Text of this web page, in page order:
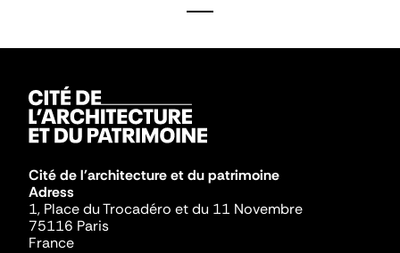
Cité de l'architecture et du patrimoine
Adress
1, Place du Trocadéro et du 11 Novembre
75116 Paris
France